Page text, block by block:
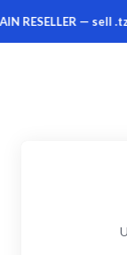
RESELLER — sell